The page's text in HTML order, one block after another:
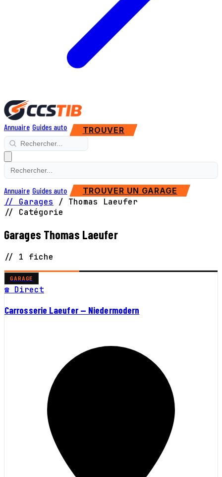
Annuaire Guides auto TROUVER
Annuaire Guides auto TROUVER UN GARAGE
// Garages / Thomas Laeufer
// Catégorie
Garages Thomas Laeufer
// 1 fiche
GARAGE
☎ Direct
Carrosserie Laeufer — Niedermodern